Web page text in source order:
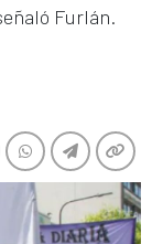
Furlán.